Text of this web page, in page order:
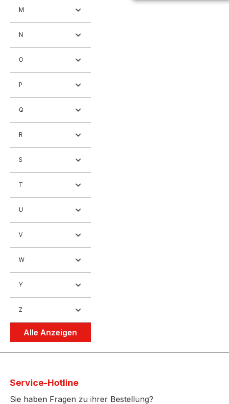
M
N
O
P
Q
R
S
T
U
V
W
Y
Z
Alle Anzeigen
Service-Hotline
Sie haben Fragen zu ihrer Bestellung?